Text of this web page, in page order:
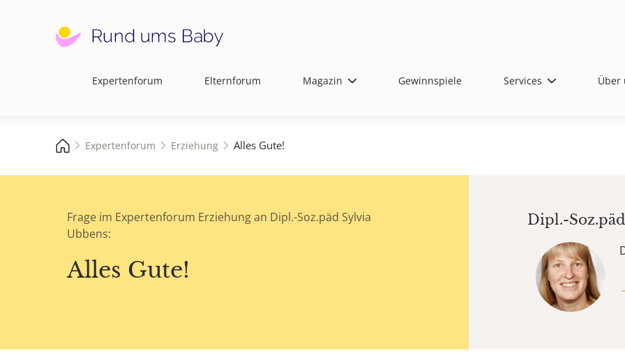
Hauptnavigation
Expertenforum Elternforum Magazin Gewinnspiele Services Über
Expertenforum Erziehung Alles Gute!
Frage im Expertenforum Erziehung an Dipl.-Soz.päd Sylvia
Ubbens:
Alles Gute!
Dipl.-Soz.päd